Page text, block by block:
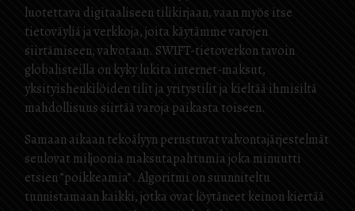
luotettava digitaaliseen tilikirjaan, vaan myös itse
tietoväyliä ja verkkoja, joita käytämme varojen
siirtämiseen, valvotaan. SWIFT-tietoverkon tavoin
globalisteilla on kyky lukita internet-maksut,
yksityishenkilöiden tilit ja yritystilit ja kieltää ihmisiltä
mahdollisuus siirtää varoja paikasta toiseen.
Samaan aikaan tekoälyyn perustuvat valvontajärjestelmät
seulovat miljoonia maksutapahtumia joka minuutti
etsien ”poikkeamia”. Algoritmi on suunniteltu
tunnistamaan kaikki, jotka ovat löytäneet keinon kiertää